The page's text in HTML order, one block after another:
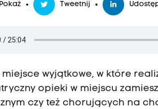
Pokaż Tweetnij
miejsce wyjątkowe, w które
opieki w miejscu
czy też chorujących na